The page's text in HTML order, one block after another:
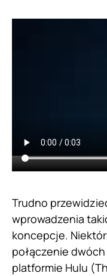
Trudno
wprowadzenia
koncepcje.
połączenie
platformie Hulu